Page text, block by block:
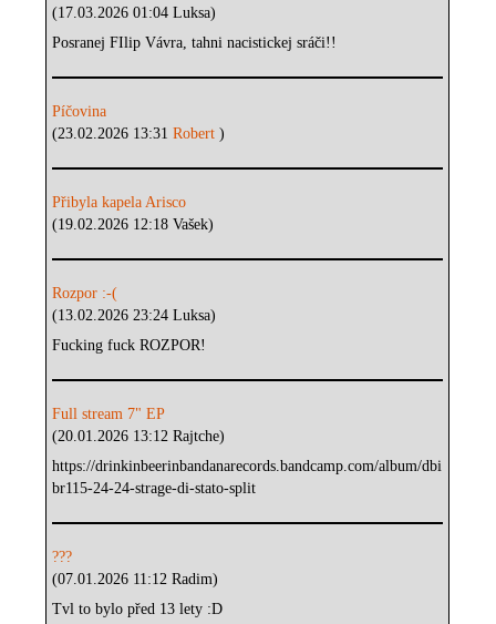
(17.03.2026 01:04 Luksa)
Posranej FIlip Vávra, tahni nacistickej sráči!!
Píčovina
(23.02.2026 13:31Robert)
Přibyla kapela Arisco
(19.02.2026 12:18 Vašek)
Rozpor :-(
(13.02.2026 23:24 Luksa)
Fucking fuck ROZPOR!
Full stream 7" EP
(20.01.2026 13:12 Rajtche)
https://drinkinbeerinbandanarecords.bandcamp.com/album/dbi
br115-24-24-strage-di-stato-split
???
(07.01.2026 11:12 Radim)
Tvl to bylo před 13 lety :D